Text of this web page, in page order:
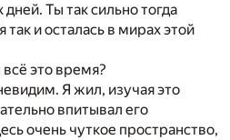
Ты так сильно тогда
так и осталась в мирах этой
это время?
Я жил, изучая это
впитывал его
очень чуткое пространство,